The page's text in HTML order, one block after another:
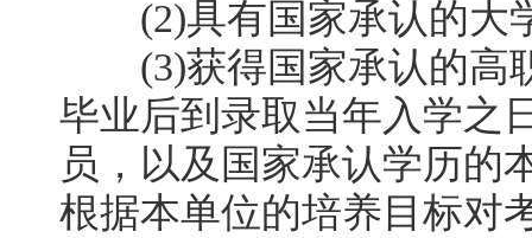
(2)具有国家承认的大
(3)获得国家承认的高
毕业后到录取当年入学之
员，以及国家承认学历的
根据本单位的培养目标对